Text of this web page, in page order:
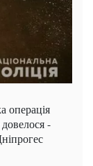
операція
-